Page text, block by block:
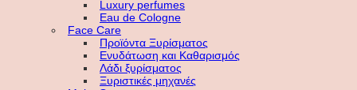
Luxury perfumes
Eau de Cologne
Face Care
Προϊόντα Ξυρίσματος
Ενυδάτωση και Καθαρισμός
Λάδι ξυρίσματος
Ξυριστικές μηχανές